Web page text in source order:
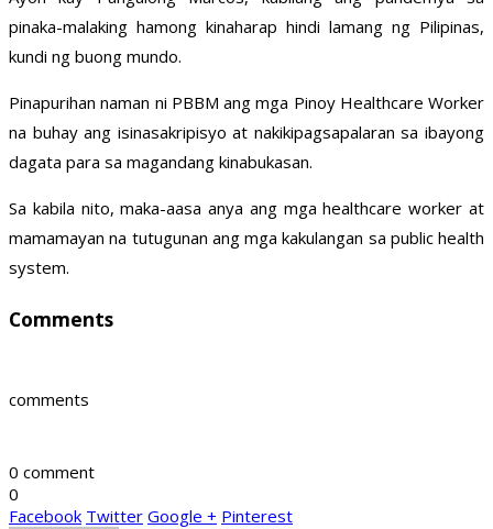
pinaka-malaking hamong kinaharap hindi lamang ng Pilipinas,
kundi ng buong mundo.
Pinapurihan naman ni PBBM ang mga Pinoy Healthcare Worker
na buhay ang isinasakripisyo at nakikipagsapalaran sa ibayong
dagata para sa magandang kinabukasan.
Sa kabila nito, maka-aasa anya ang mga healthcare worker at
mamamayan na tutugunan ang mga kakulangan sa public health
system.
Comments
comments
0 comment
0
Facebook Twitter Google + Pinterest